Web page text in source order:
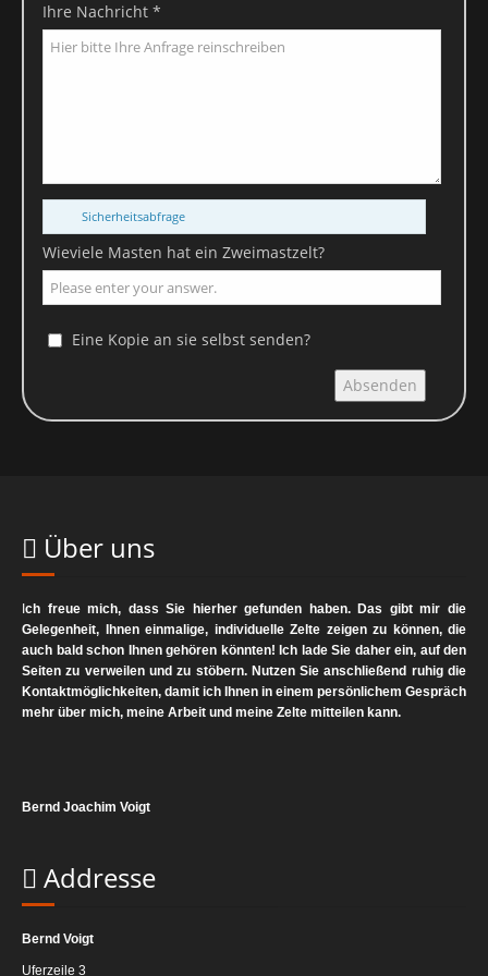
Die verantwortliche Stelle für die Datenverarbeitung auf dieser
Website ist:
Kontakt:
Telefon 0511 / 600 637 63
Email: info@mittelalter-zeltbau.de
ausdrücklichen Einwilligung möglich. Sie können eine bereits
erteilte Einwilligung jederzeit widerrufen. Dazu reicht eine
Im Falle datenschutzrechtlicher Verstöße steht dem Betroffenen
ein Beschwerderecht bei der zuständigen Aufsichtsbehörde zu.
Zuständige Aufsichtsbehörde in datenschutzrechtlichen Fragen ist
der Landesdatenschutzbeauftragte des Bundeslandes, in dem
unser Unternehmen seinen Sitz hat. Eine Liste der
Sie haben das Recht, Daten, die wir auf Grundlage Ihrer
verarbeiten, an sich oder an einen Dritten in einem gängigen,
Ihre Nachricht *
Sicherheitsabfrage
Wieviele Masten hat ein Zweimastzelt?
Eine Kopie an sie selbst senden?
Absenden
Über uns
ch freue mich, dass Sie hierher gefunden haben. Das gibt mir die
Gelegenheit, Ihnen einmalige, individuelle Zelte zeigen zu können, die
auch bald schon Ihnen gehören könnten! Ich lade Sie daher ein, auf den
Seiten zu verweilen und zu stöbern. Nutzen Sie anschließend ruhig die
Kontaktmöglichkeiten, damit ich Ihnen in einem persönlichem Gespräch
mehr über mich, meine Arbeit und meine Zelte mitteilen kann.
Bernd Joachim Voigt
Addresse
Bernd Voigt
Uferzeile 3